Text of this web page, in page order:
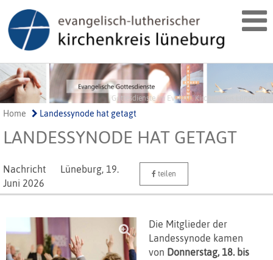
Gottesdienste im Ev.-luth. Kirchenkreis Lüneburg
Home Landessynode hat getagt
LANDESSYNODE HAT GETAGT
Nachricht Lüneburg, 19.
Juni 2026
teilen
Die Mitglieder der
Landessynode kamen
von Donnerstag, 18. bis